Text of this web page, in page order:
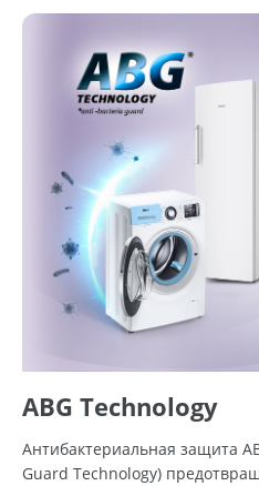
ABG Technology
Антибактериальная защита
Guard Technology)